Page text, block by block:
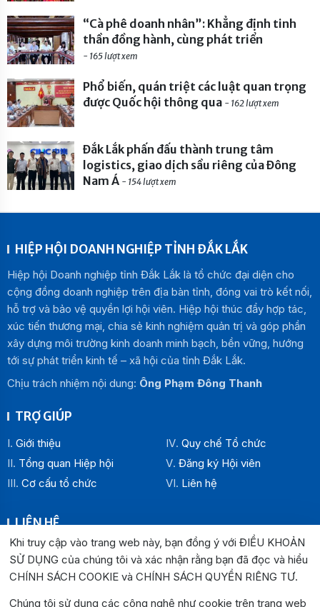
“Cà phê doanh nhân”: Khẳng định tinh
thần đồng hành, cùng phát triển
- 165 lượt xem
Phổ biến, quán triệt các luật quan trọng
được Quốc hội thông qua - 162 lượt xem
Đắk Lắk phấn đấu thành trung tâm
logistics, giao dịch sầu riêng của Đông
Nam Á - 154 lượt xem
HIỆP HỘI DOANH NGHIỆP TỈNH ĐẮK LẮK
Hiệp hội Doanh nghiệp tỉnh Đắk Lắk là tổ chức đại diện cho
cộng đồng doanh nghiệp trên địa bàn tỉnh, đóng vai trò kết nối,
hỗ trợ và bảo vệ quyền lợi hội viên. Hiệp hội thúc đẩy hợp tác,
xúc tiến thương mại, chia sẻ kinh nghiệm quản trị và góp phần
xây dựng môi trường kinh doanh minh bạch, bền vững, hướng
tới sự phát triển kinh tế – xã hội của tỉnh Đắk Lắk.
Chịu trách nhiệm nội dung: Ông Phạm Đông Thanh
TRỢ GIÚP
Giới thiệu
Tổng quan Hiệp hội
Cơ cấu tổ chức
Quy chế Tổ chức
Đăng ký Hội viên
Liên hệ
LIÊN HỆ
Địa chỉ:
Văn phòng Hiệp hội Doanh nghiệp tỉnh Đắk Lắk: Số 33
Trường Chinh , P. Buôn Ma Thuột, tỉnh Đắk Lắk
Văn phòng Đại diện khu vực phía Đông: Số 04 Lê Lợi, P.
Khi truy cập vào trang web này, bạn đồng ý với ĐIỀU KHOẢN
SỬ DỤNG của chúng tôi và xác nhận rằng bạn đã đọc và hiểu
CHÍNH SÁCH COOKIE và CHÍNH SÁCH QUYỀN RIÊNG TƯ.
Chúng tôi sử dụng các công nghệ như cookie trên trang web